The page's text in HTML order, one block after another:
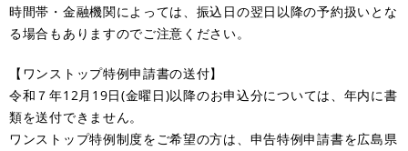
時間帯・金融機関によっては、振込日の翌日以降の予約扱いとな
る場合もありますのでご注意ください。
【ワンストップ特例申請書の送付】
令和７年12月19日(金曜日)以降のお申込分については、年内に書
類を送付できません。
ワンストップ特例制度をご希望の方は、申告特例申請書を広島県